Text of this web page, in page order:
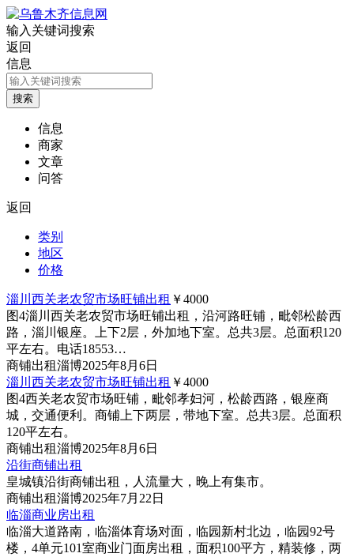
输入关键词搜索
返回
信息
信息
商家
文章
问答
返回
类别
地区
价格
淄川西关老农贸市场旺铺出租 ￥4000
图4淄川西关老农贸市场旺铺出租，沿河路旺铺，毗邻松龄西
路，淄川银座。上下2层，外加地下室。总共3层。总面积120
平左右。电话18553…
商铺出租淄博2025年8月6日
淄川西关老农贸市场旺铺出租 ￥4000
图4西关老农贸市场旺铺，毗邻孝妇河，松龄西路，银座商
城，交通便利。商铺上下两层，带地下室。总共3层。总面积
120平左右。
商铺出租淄博2025年8月6日
沿街商铺出租
皇城镇沿街商铺出租，人流量大，晚上有集市。
商铺出租淄博2025年7月22日
临淄商业房出租
临淄大道路南，临淄体育场对面，临园新村北边，临园92号
楼，4单元101室商业门面房出租，面积100平方，精装修，两